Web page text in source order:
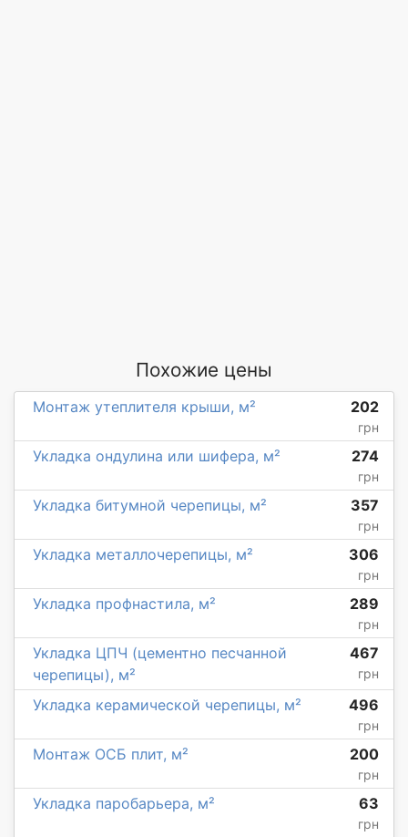
Похожие цены
Монтаж утеплителя крыши, м² 202
грн
Укладка ондулина или шифера, м² 274
грн
Укладка битумной черепицы, м² 357
грн
Укладка металлочерепицы, м² 306
грн
Укладка профнастила, м² 289
грн
Укладка ЦПЧ (цементно песчанной
черепицы), м²
467
грн
Укладка керамической черепицы, м² 496
грн
Монтаж ОСБ плит, м² 200
грн
Укладка паробарьера, м² 63
грн